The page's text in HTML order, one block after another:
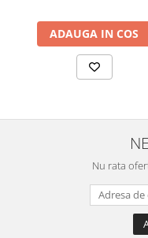
ADAUGA IN COS
Nu rata